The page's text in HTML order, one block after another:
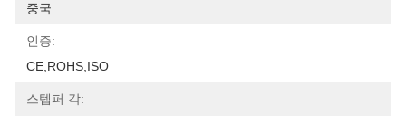
중국
인증:
CE,ROHS,ISO
스텝퍼 각: